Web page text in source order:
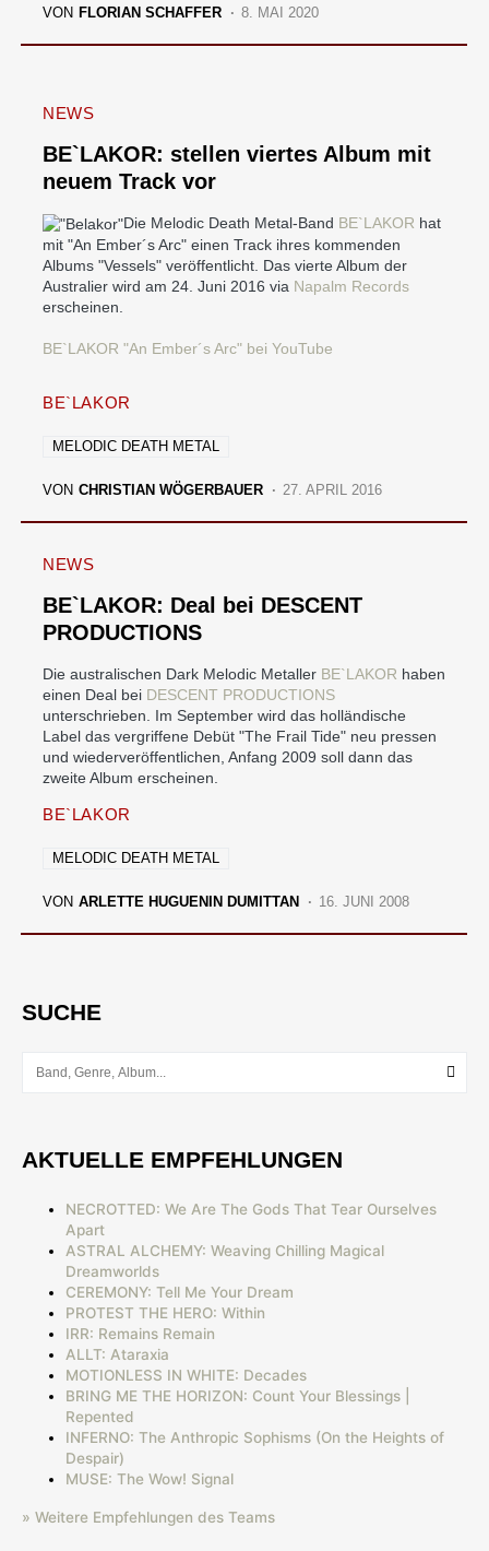
VON FLORIAN SCHAFFER 8. MAI 2020
NEWS
BE`LAKOR: stellen viertes Album mit
neuem Track vor
Die Melodic Death Metal-Band BE`LAKOR hat
mit "An Ember´s Arc" einen Track ihres kommenden
Albums "Vessels" veröffentlicht. Das vierte Album der
Australier wird am 24. Juni 2016 via Napalm Records
erscheinen.
BE`LAKOR "An Ember´s Arc" bei YouTube
BE`LAKOR
MELODIC DEATH METAL
VON CHRISTIAN WÖGERBAUER 27. APRIL 2016
NEWS
BE`LAKOR: Deal bei DESCENT
PRODUCTIONS
Die australischen Dark Melodic Metaller BE`LAKOR haben
einen Deal bei DESCENT PRODUCTIONS
unterschrieben. Im September wird das holländische
Label das vergriffene Debüt "The Frail Tide" neu pressen
und wiederveröffentlichen, Anfang 2009 soll dann das
zweite Album erscheinen.
BE`LAKOR
MELODIC DEATH METAL
VON ARLETTE HUGUENIN DUMITTAN 16. JUNI 2008
SUCHE
AKTUELLE EMPFEHLUNGEN
NECROTTED: We Are The Gods That Tear Ourselves
Apart
ASTRAL ALCHEMY: Weaving Chilling Magical
Dreamworlds
CEREMONY: Tell Me Your Dream
PROTEST THE HERO: Within
IRR: Remains Remain
ALLT: Ataraxia
MOTIONLESS IN WHITE: Decades
BRING ME THE HORIZON: Count Your Blessings |
Repented
INFERNO: The Anthropic Sophisms (On the Heights of
Despair)
MUSE: The Wow! Signal
» Weitere Empfehlungen des Teams